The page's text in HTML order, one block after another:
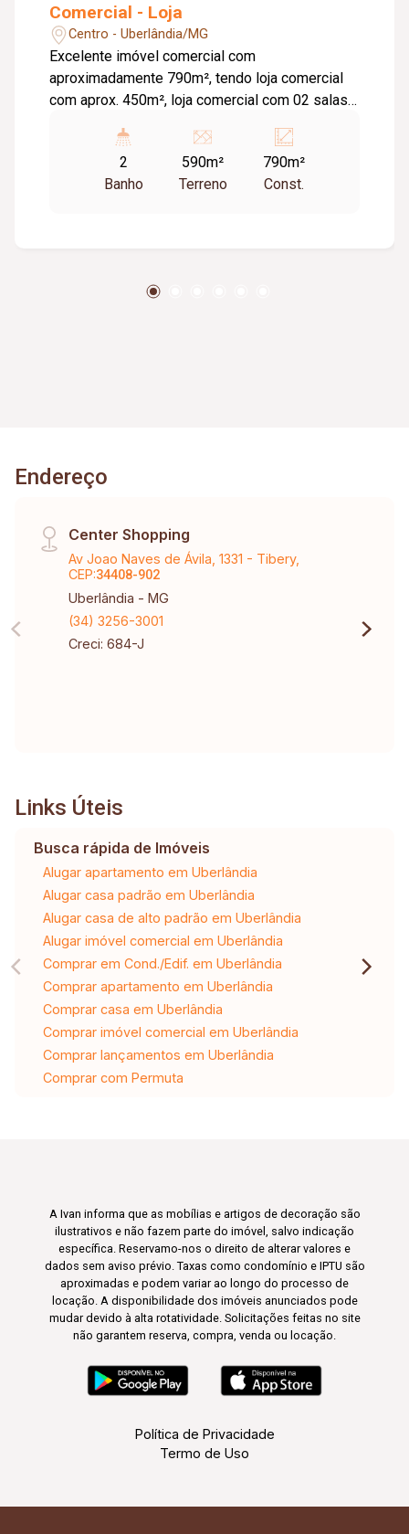
Comercial - Loja
Centro - Uberlândia/MG
Excelente imóvel comercial com
aproximadamente 790m², tendo loja comercial
com aprox. 450m², loja comercial com 02 salas ,
estacionamento para 04 carros e 2 Apartamento
com entrada na rua lateral (quintino bocaiuva, nº
125) com 3 quartos, sala, copa, cozinha,
2
Banho
590m²
Terreno
790m²
Const.
Endereço
Center Shopping
Av Joao Naves de Ávila, 1331 - Tibery,
CEP:34408-902
Uberlândia - MG
(34) 3256-3001
Creci: 684-J
Links Úteis
Busca rápida de Imóveis
Alugar apartamento em Uberlândia
Alugar casa padrão em Uberlândia
Alugar casa de alto padrão em Uberlândia
Alugar imóvel comercial em Uberlândia
Comprar em Cond./Edif. em Uberlândia
Comprar apartamento em Uberlândia
Comprar casa em Uberlândia
Comprar imóvel comercial em Uberlândia
Comprar lançamentos em Uberlândia
Comprar com Permuta
A Ivan informa que as mobílias e artigos de decoração são
ilustrativos e não fazem parte do imóvel, salvo indicação
específica. Reservamo-nos o direito de alterar valores e
dados sem aviso prévio. Taxas como condomínio e IPTU são
aproximadas e podem variar ao longo do processo de
locação. A disponibilidade dos imóveis anunciados pode
mudar devido à alta rotatividade. Solicitações feitas no site
não garantem reserva, compra, venda ou locação.
Política de Privacidade
Termo de Uso